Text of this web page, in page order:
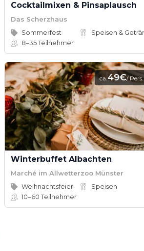
Cocktailmixen & Pinsaplausch
Das Scherzhaus
Sommerfest
8–35Teilnehmer
ca.49€/ Pers.
Winterbuffet Albachten
Marché im Allwetterzoo Münster
Weihnachtsfeier
Speisen
10–60Teilnehmer